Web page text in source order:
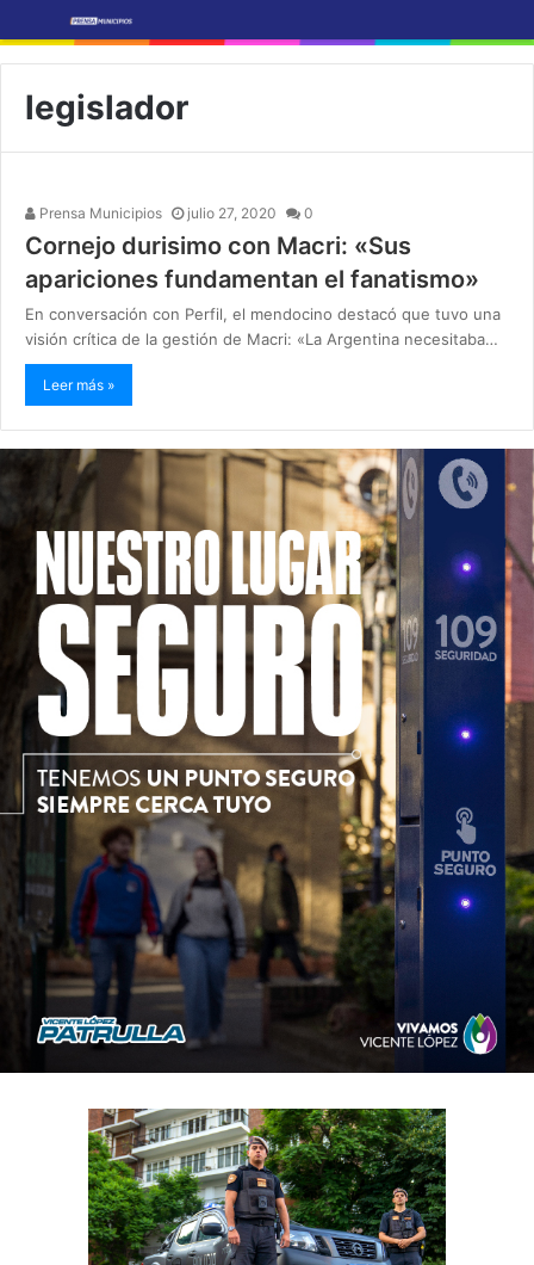
legislador
Prensa Municipios julio 27, 2020 0
Cornejo durisimo con Macri: «Sus
apariciones fundamentan el fanatismo»
En conversación con Perfil, el mendocino destacó que tuvo una
visión crítica de la gestión de Macri: «La Argentina necesitaba…
Leer más »